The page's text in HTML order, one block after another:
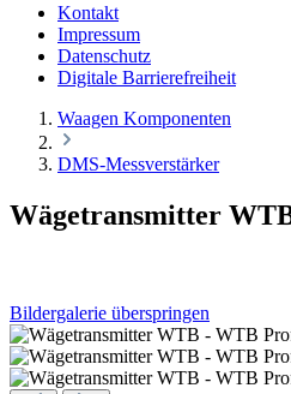
Kontakt
Impressum
Datenschutz
Digitale Barrierefreiheit
Waagen Komponenten
DMS-Messverstärker
Wägetransmitter
Bildergalerie überspringen